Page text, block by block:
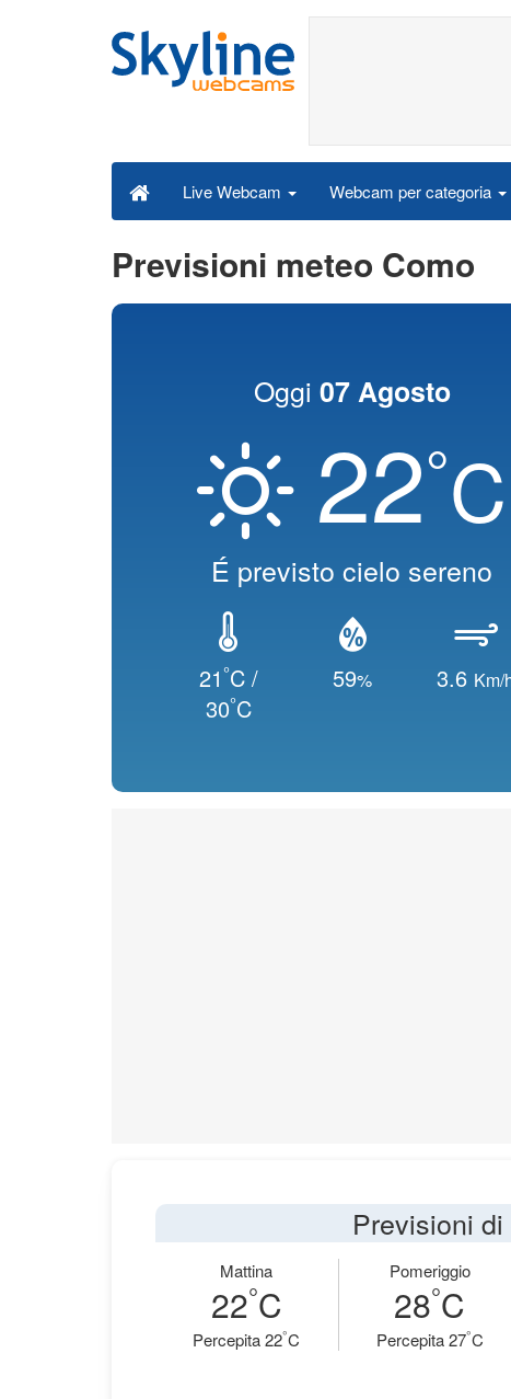
Live Webcam Webcam per categoria
Previsioni meteo Como
Oggi 07 Agosto
22°C
É previsto cielo sereno
21°C /
30°C
59% 3.6 Km/
Previsioni
Mattina
22°C
Percepita 22°C
Pomeriggio
28°C
Percepita 27°C